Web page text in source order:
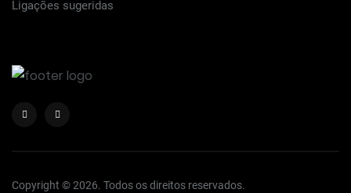
Ligações sugeridas
Copyright © 2026. Todos os direitos reservados.